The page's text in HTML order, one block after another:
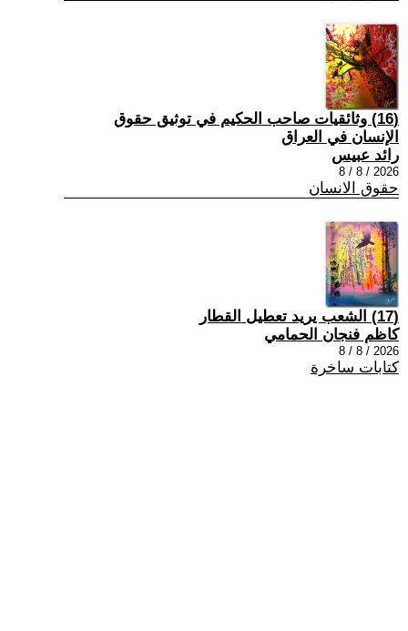
(16) وثائقيات صاحب الحكيم في توثيق حقوق
الإنسان في العراق
رائد عبيس
2026 / 8 / 8
حقوق الانسان
(17) الشعب يريد تعطيل القطار
كاظم فنجان الحمامي
2026 / 8 / 8
كتابات ساخرة